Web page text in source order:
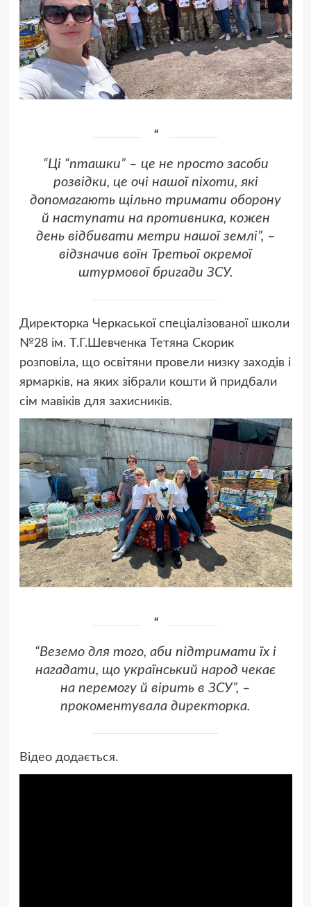
“Ці “пташки” – це не просто засоби
розвідки, це очі нашої піхоти, які
допомагають щільно тримати оборону
й наступати на противника, кожен
день відбивати метри нашої землі”, –
відзначив воїн Третьої окремої
штурмової бригади ЗСУ.
Директорка Черкаської спеціалізованої школи
№28 ім. Т.Г.Шевченка Тетяна Скорик
розповіла, що освітяни провели низку заходів і
ярмарків, на яких зібрали кошти й придбали
сім мавіків для захисників.
“Веземо для того, аби підтримати їх і
нагадати, що український народ чекає
на перемогу й вірить в ЗСУ”, –
прокоментувала директорка.
Відео додається.